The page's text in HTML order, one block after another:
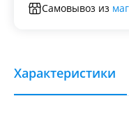
Самовывоз из
Характеристики